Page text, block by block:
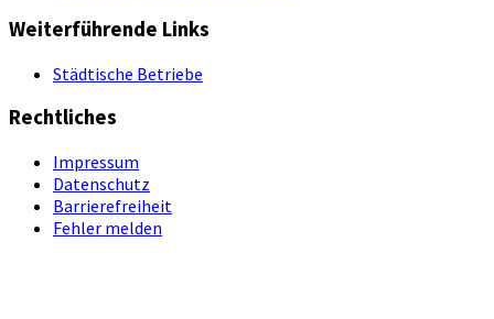
Weiterführende Links
Städtische Betriebe
Rechtliches
Impressum
Datenschutz
Barrierefreiheit
Fehler melden